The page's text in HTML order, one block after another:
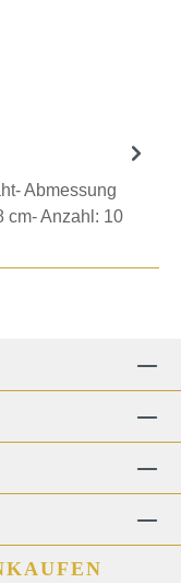
Abmessung
cm- Anzahl: 10